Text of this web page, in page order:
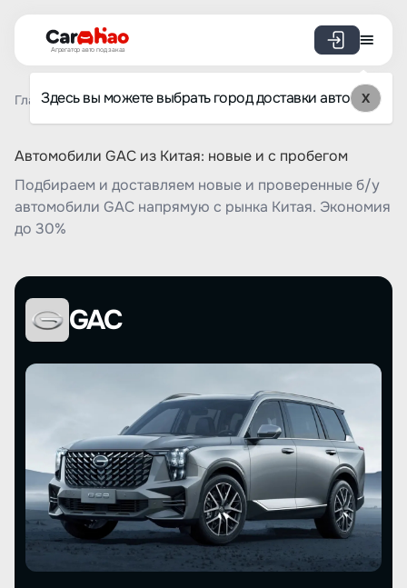
Агрегатор авто под заказ
Здесь вы можете выбрать город доставки авто X
Главная Список брендов GAC
Автомобили GAC из Китая: новые и с пробегом
Подбираем и доставляем новые и проверенные б/у
автомобили GAC напрямую с рынка Китая. Экономия
до 30%
GAC